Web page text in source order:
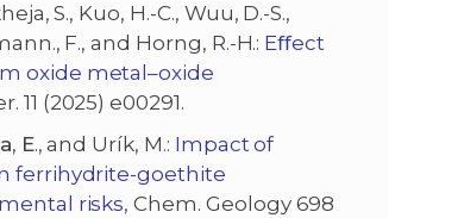
S., Kuo, H.-C., Wuu, D.-S.,
F., and Horng, R.-H.: Eﬀect
oxide metal–oxide
11 (2025) e00291.
, E., and Urík, M.: Impact of
ferrihydrite-goethite
risks, Chem. Geology 698